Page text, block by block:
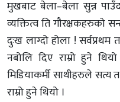
मुखबाट बेला–बेला सुन्न
व्यक्तित्व ति गौरक्षकहरुको
दुःख लाग्दो होला !
नबोलि दिए राम्रो हुने
मिडियाकर्मी साथीहरुले सत्य
राम्रो हुने थियो ।